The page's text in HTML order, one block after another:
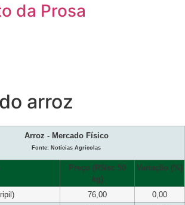
da Prosa
arroz
Arroz - Mercado Físico
Fonte: Notícias Agrícolas
Preço (R$/sc 50
kg)
Variação (%)
76,00
0,00